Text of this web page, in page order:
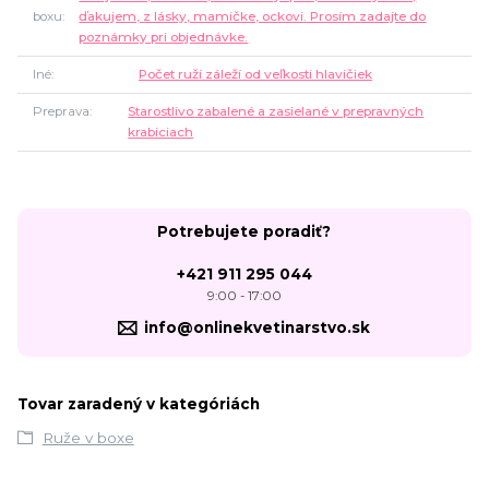
boxu
ďakujem, z lásky, mamičke, ockovi. Prosím zadajte do
poznámky pri objednávke.
Iné Počet ruží záleží od veľkosti hlavičiek
Preprava
Starostlivo zabalené a zasielané v prepravných
krabiciach
Potrebujete poradiť?
+421 911 295 044
9:00 - 17:00
info@onlinekvetinarstvo.sk
Tovar zaradený v kategóriách
Ruže v boxe